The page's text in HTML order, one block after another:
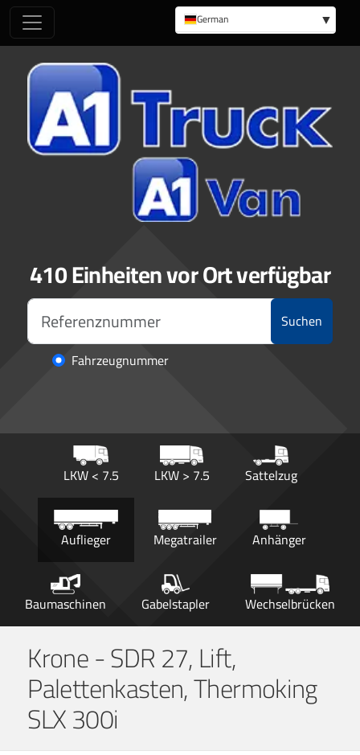
410 Einheiten vor Ort verfügbar
Suchen
Fahrzeugnummer
LKW < 7.5 LKW > 7.5 Sattelzug
Auflieger Megatrailer Anhänger
Baumaschinen Gabelstapler Wechselbrücken
German
English
Krone - SDR 27, Lift,
Palettenkasten, Thermoking
SLX 300i